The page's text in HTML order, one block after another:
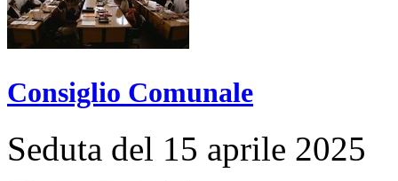
Consiglio Comunale
Seduta del 15 aprile 2025